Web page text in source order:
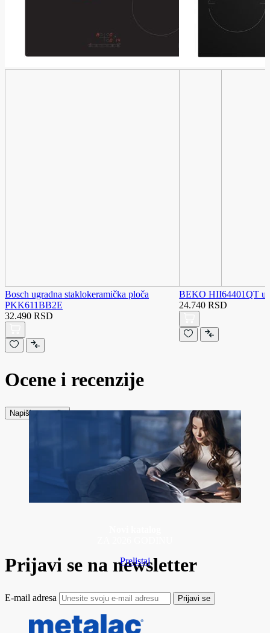
Bosch ugradna staklokeramička ploča
PKK611BB2E
32.490 RSD
BEKO HII64401QT
24.740 RSD
Ocene i recenzije
Napiši recenziju
Prelistaj
Prijavi se na newsletter
E-mail adresa Prijavi se